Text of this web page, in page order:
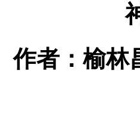
作者：榆林